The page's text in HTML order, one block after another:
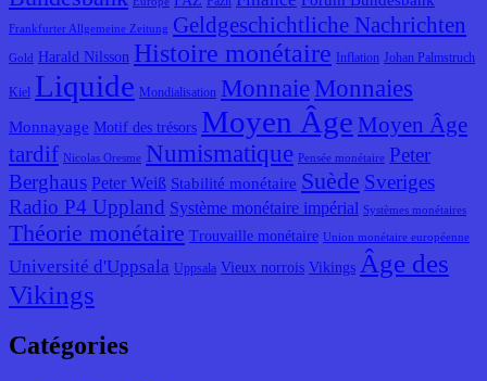
Frankfurter Allgemeine Zeitung Geldgeschichtliche Nachrichten
Gold Harald Nilsson Histoire monétaire Inflation Johan Palmstruch
Kiel Liquide Mondialisation Monnaie Monnaies
Monnayage Motif des trésors Moyen Âge Moyen Âge
tardif Nicolas Oresme Numismatique Pensée monétaire Peter
Berghaus Peter Weiß Stabilité monétaire Suède Sveriges
Radio P4 Uppland Système monétaire impérial Systèmes monétaires
Théorie monétaire Trouvaille monétaire Union monétaire européenne
Université d'Uppsala Uppsala Vieux norrois Vikings Âge des
Vikings
Catégories